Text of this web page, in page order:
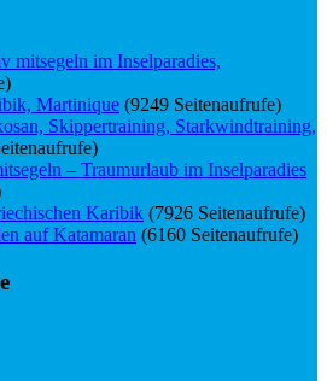
mitsegeln im Inselparadies,
Martinique (9249 Seitenaufrufe)
Skippertraining, Starkwindtraining,
– Traumurlaub im Inselparadies
Karibik (7926 Seitenaufrufe)
auf Katamaran (6160 Seitenaufrufe)